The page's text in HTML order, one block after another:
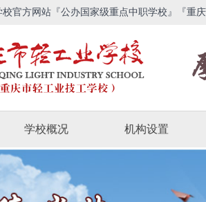
官方网站『公办国家级重点中职学校』『重
学校概况 机构设置